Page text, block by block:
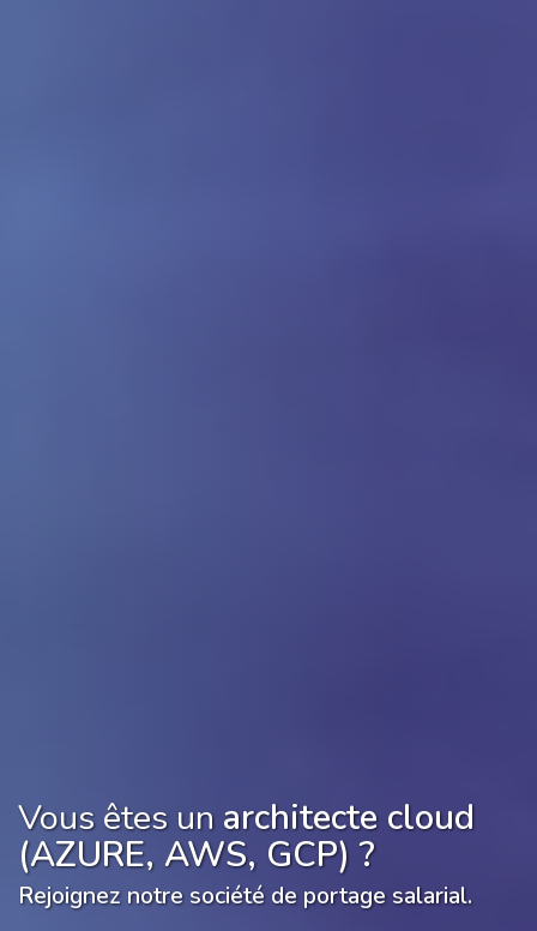
Vous êtes un architecte cloud
(AZURE, AWS, GCP) ?
Rejoignez notre société de portage salarial.